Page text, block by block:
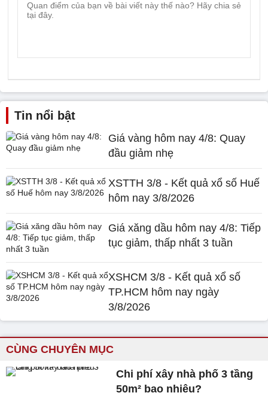
Tin nổi bật
Giá vàng hôm nay 4/8: Quay
đầu giảm nhẹ
XSTTH 3/8 - Kết quả xổ số Huế
hôm nay 3/8/2026
Giá xăng dầu hôm nay 4/8: Tiếp
tục giảm, thấp nhất 3 tuần
XSHCM 3/8 - Kết quả xổ số
TP.HCM hôm nay ngày
3/8/2026
CÙNG CHUYÊN MỤC
Chi phí xây nhà phố 3 tầng
50m² bao nhiêu?